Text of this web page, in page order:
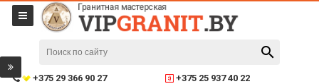
+375 29 366 90 27 +375 25 937 40 22